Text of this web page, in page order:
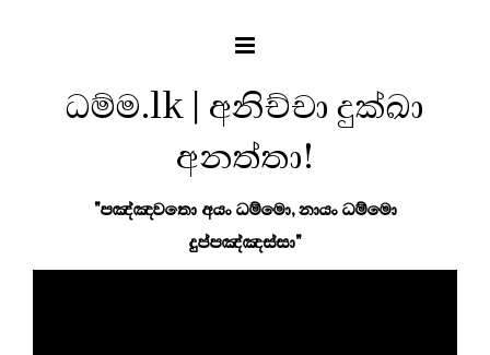
ධම්ම.lk | අනිච්චා දුක්ඛා
අනත්තා!
"පඤ්ඤවතො අයං ධම්මො, නායං ධම්මො
දුප්පඤ්ඤස්සා"